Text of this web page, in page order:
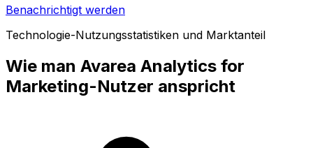
Benachrichtigt werden
Technologie-Nutzungsstatistiken und Marktanteil
Wie man Avarea Analytics for
Marketing-Nutzer anspricht